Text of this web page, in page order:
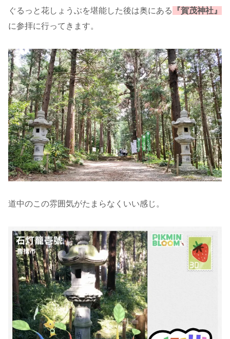
ぐるっと花しょうぶを堪能した後は奥にある
『賀茂神社』
に参拝に行ってきます。
道中のこの雰囲気がたまらなくいい感じ。